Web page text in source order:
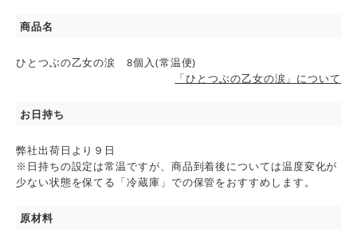
商品名
ひとつぶの乙女の涙 8個入(常温便)
「ひとつぶの乙女の涙」について
お日持ち
弊社出荷日より９日
※日持ちの設定は常温ですが、商品到着後については温度変化が
少ない状態を保てる「冷蔵庫」での保管をおすすめします。
原材料